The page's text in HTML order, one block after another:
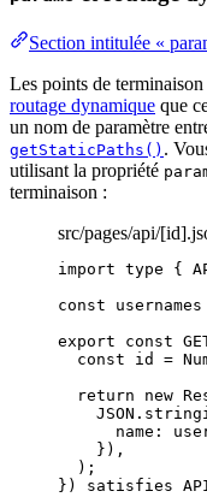
Section intitulée «
Les points de
routage dynamique que
un nom de paramètre
getStaticPaths() .
utilisant la propriété
terminaison :
src/pages/api/
import type {
const usernames
export const
const id =
return new
JSON .
name:
} ) ,
) ;
} ) satisfies